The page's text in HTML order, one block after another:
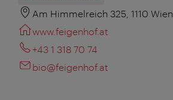
Am Himmelreich 325, 1110 Wien
www.feigenhof.at
+43 1 318 70 74
bio@feigenhof.at